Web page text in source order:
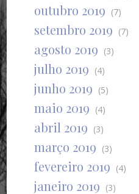
outubro 2019 (7)
setembro 2019 (7)
agosto 2019 (3)
julho 2019 (4)
junho 2019 (5)
maio 2019 (4)
abril 2019 (3)
março 2019 (3)
fevereiro 2019 (4)
janeiro 2019 (3)